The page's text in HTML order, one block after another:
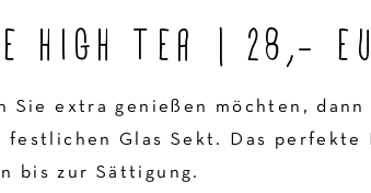
HIGH TEA | 28,-
Sie extra genießen möchten,
festlichen Glas Sekt. Das
bis zur Sättigung.